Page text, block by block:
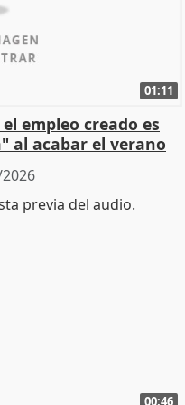
01:11
empleo creado es
al acabar el verano
00:46